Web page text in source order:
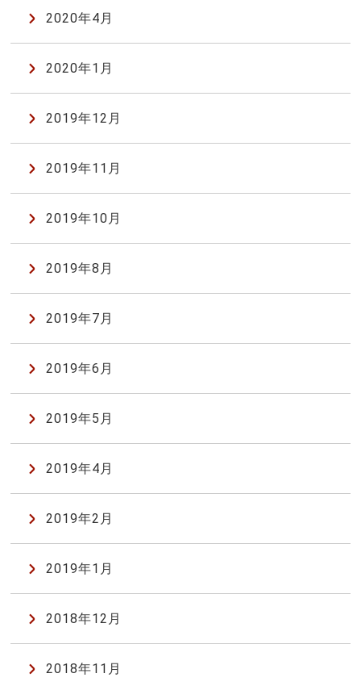
2020年4月
2020年1月
2019年12月
2019年11月
2019年10月
2019年8月
2019年7月
2019年6月
2019年5月
2019年4月
2019年2月
2019年1月
2018年12月
2018年11月